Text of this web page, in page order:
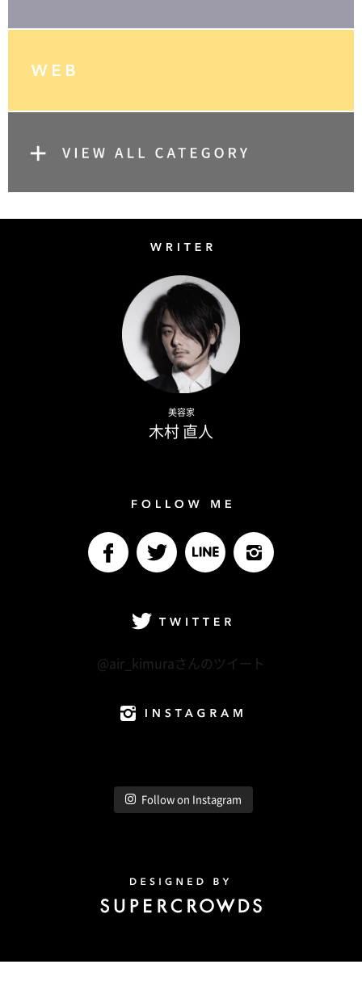
美容家
木村 直人
@air_kimuraさんのツイート
Follow on Instagram